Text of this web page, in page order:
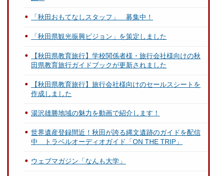
「秋田おもてなしスタッフ」 募集中！
「秋田県観光振興ビジョン」を策定しました
【秋田県教育旅行】学校関係者様・旅行会社様向けの秋
田県教育旅行ガイドブックが更新されました
【秋田県教育旅行】旅行会社様向けのセールスシートを
作成しました
湯沢雄勝地域の魅力を動画で紹介します！
世界遺産登録間近！秋田が誇る縄文遺跡のガイドを配信
中 トラベルオーディオガイド「ON THE TRIP」
ウェブマガジン「なんも大学」